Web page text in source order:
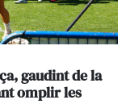
gaudint de la
omplir les